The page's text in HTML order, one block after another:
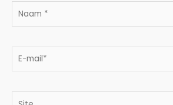
Naam
E-
mail*
Site